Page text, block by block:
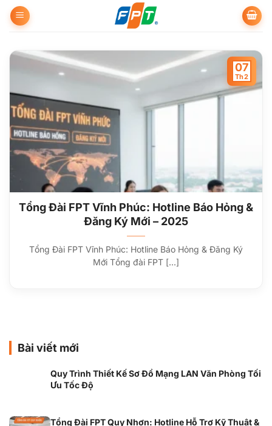
qua
dung
Tổng Đài FPT Vĩnh Phúc: Hotline Báo Hỏng &
Đăng Ký Mới – 2025
Tổng Đài FPT Vĩnh Phúc: Hotline Báo Hỏng & Đăng Ký
Mới Tổng đài FPT [...]
07
Th2
Bài viết mới
Quy Trình Thiết Kế Sơ Đồ Mạng LAN Văn Phòng Tối
Ưu Tốc Độ
Tổng Đài FPT Quy Nhơn: Hotline Hỗ Trợ Kỹ Thuật &